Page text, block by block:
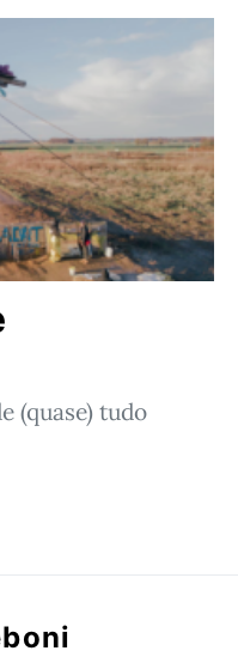
(quase) tudo